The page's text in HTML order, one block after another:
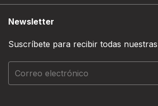
Newsletter
Suscríbete para recibir todas